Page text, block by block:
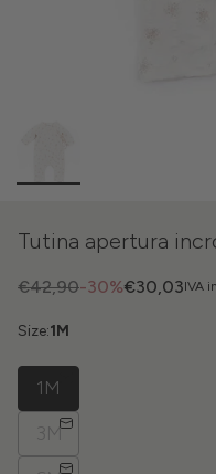
Tutina apertura
IVA
-30%
€42,90 €30,03
Size:1M
1M
3M